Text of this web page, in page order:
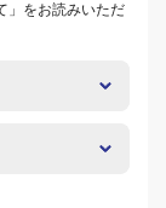
」をお読みいただ